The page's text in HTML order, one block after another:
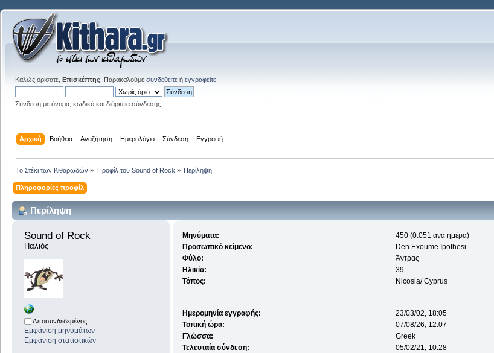
Καλώς ορίσατε, Επισκέπτης . Παρακαλούμε συνδεθείτε ή εγγραφείτε
Σύνδεση με όνομα, κωδικό και διάρκεια σύνδεσης
Αρχική Βοήθεια Αναζήτηση Ημερολόγιο Σύνδεση Εγγραφή
Το Στέκι των Κιθαρωδών » Προφίλ του Sound of Rock » Περίληψη
Πληροφορίες προφίλ
Περίληψη
Sound of Rock
Παλιός
Αποσυνδεδεμένος
Εμφάνιση μηνυμάτων
Εμφάνιση στατιστικών
Μηνύματα:
450 (0.051 ανά ημέρα)
Προσωπικό κείμενο:
Den Exoume Ipothesi
Φύλο:
Άντρας
Ηλικία:
39
Τόπος:
Nicosia/ Cyprus
Ημερομηνία εγγραφής:
23/03/02, 18:05
Τοπική ώρα:
07/08/26, 12:07
Γλώσσα:
Greek
Τελευταία σύνδεση:
05/02/21, 10:28